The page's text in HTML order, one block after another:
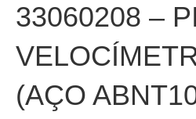
33060208 –
(AÇO